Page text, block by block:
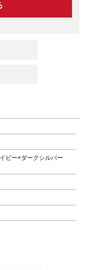
ビー×ダークシルバー